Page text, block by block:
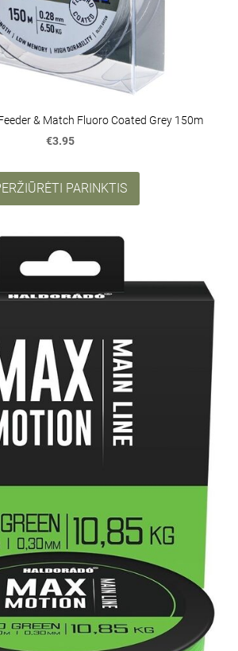
& Match Fluoro Coated Grey 150m
€3.95
PARINKTIS